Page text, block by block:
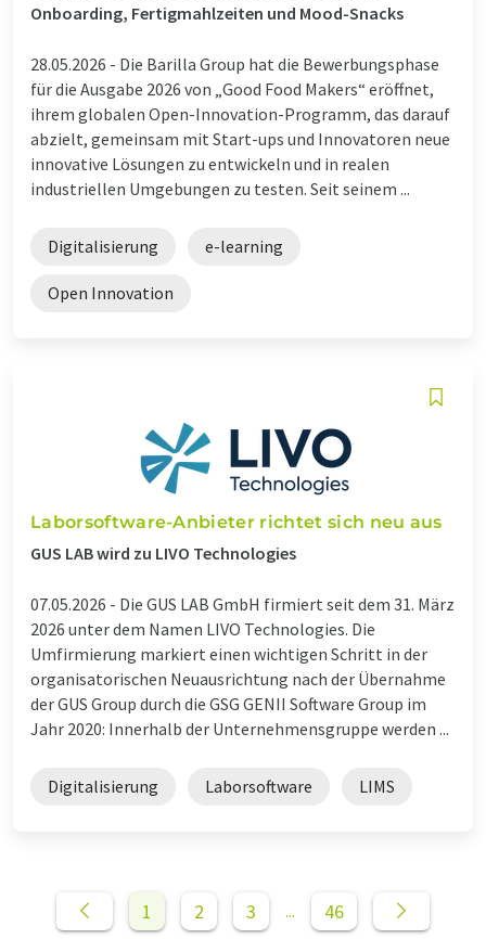
Onboarding, Fertigmahlzeiten und Mood-Snacks
28.05.2026 - Die Barilla Group hat die Bewerbungsphase
für die Ausgabe 2026 von „Good Food Makers“ eröffnet,
ihrem globalen Open-Innovation-Programm, das darauf
abzielt, gemeinsam mit Start-ups und Innovatoren neue
innovative Lösungen zu entwickeln und in realen
industriellen Umgebungen zu testen. Seit seinem ...
Digitalisierung e-learning
Open Innovation
Laborsoftware-Anbieter richtet sich neu aus
GUS LAB wird zu LIVO Technologies
07.05.2026 - Die GUS LAB GmbH firmiert seit dem 31. März
2026 unter dem Namen LIVO Technologies. Die
Umfirmierung markiert einen wichtigen Schritt in der
organisatorischen Neuausrichtung nach der Übernahme
der GUS Group durch die GSG GENII Software Group im
Jahr 2020: Innerhalb der Unternehmensgruppe werden ...
Digitalisierung Laborsoftware LIMS
1 2 3 ... 46